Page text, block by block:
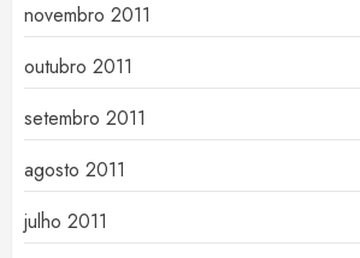
novembro 2011
outubro 2011
setembro 2011
agosto 2011
julho 2011